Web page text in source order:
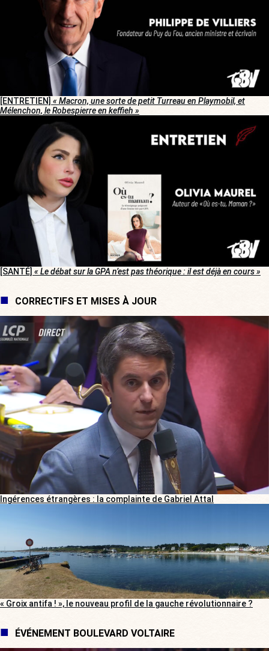
[ENTRETIEN] « Macron, une sorte de petit Turreau en Playmobil, et
Mélenchon, le Robespierre en keffieh »
[SANTÉ] « Le débat sur la GPA n’est pas théorique : il est déjà en cours »
CORRECTIFS ET MISES À JOUR
Ingérences étrangères : la complainte de Gabriel Attal
« Groix antifa ! », le nouveau profil de la gauche révolutionnaire ?
ÉVÉNEMENT BOULEVARD VOLTAIRE